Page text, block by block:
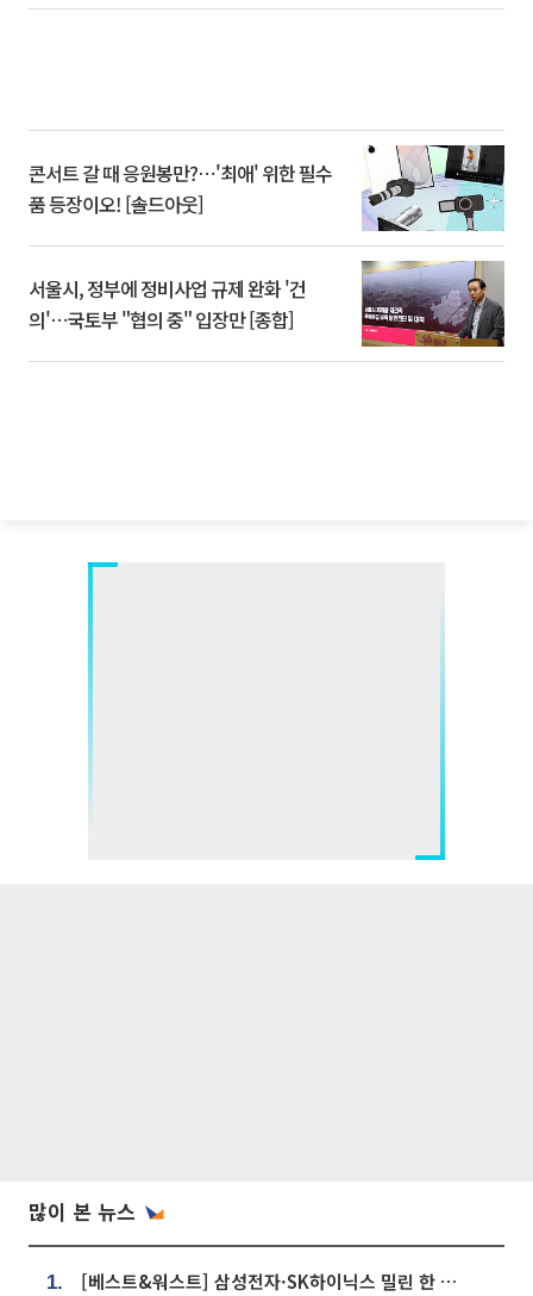
콘서트 갈 때 응원봉만?⋯'최애' 위한 필수
품 등장이오! [솔드아웃]
서울시, 정부에 정비사업 규제 완화 '건
의'⋯국토부 "협의 중" 입장만 [종합]
많이 본 뉴스
1. [베스트&워스트] 삼성전자·SK하이닉스 밀린 한 주…상상인증권은 85% 급등